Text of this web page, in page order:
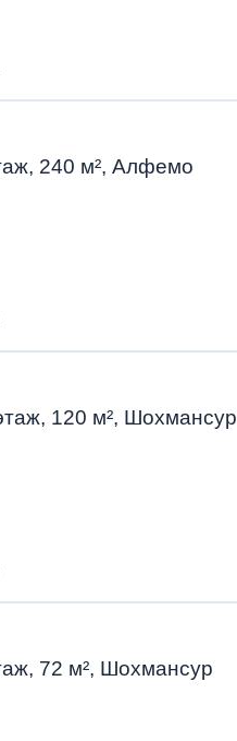
240 м², Алфемо
120 м², Шохмансур
72 м², Шохмансур